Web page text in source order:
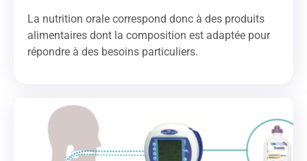
La nutrition orale correspond donc à des produits
alimentaires dont la composition est adaptée pour
répondre à des besoins particuliers.